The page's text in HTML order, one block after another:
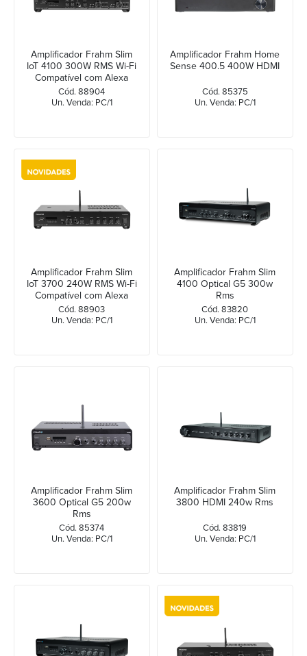
Amplificador Frahm Slim
IoT 4100 300W RMS Wi-Fi
Compatível com Alexa
Cód. 88904
Un. Venda: PC/1
Amplificador Frahm Home
Sense 400.5 400W HDMI
Cód. 85375
Un. Venda: PC/1
Amplificador Frahm Slim
IoT 3700 240W RMS Wi-Fi
Compatível com Alexa
Cód. 88903
Un. Venda: PC/1
Amplificador Frahm Slim
4100 Optical G5 300w
Rms
Cód. 83820
Un. Venda: PC/1
Amplificador Frahm Slim
3600 Optical G5 200w
Rms
Cód. 85374
Un. Venda: PC/1
Amplificador Frahm Slim
3800 HDMI 240w Rms
Cód. 83819
Un. Venda: PC/1